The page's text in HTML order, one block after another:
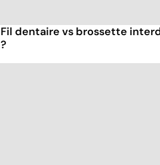
Fil dentaire vs brossette
?